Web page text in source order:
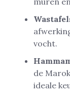
vocht.
de
ideale